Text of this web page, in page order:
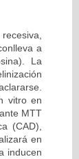
a
La
vitro en
MTT
(CAD),
en
inducen